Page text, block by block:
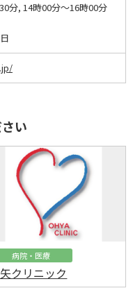
分, 14時00分～16時00分
い
病院・医療
クリニック